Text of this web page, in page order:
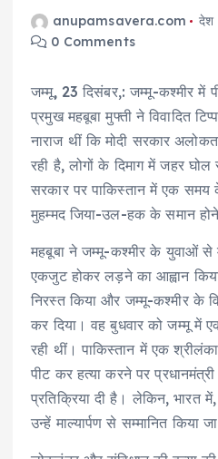
anupamsavera.com देश
0 Comments
जम्मू, 23 दिसंबर,: जम्मू-कश्मीर में
प्रमुख महबूबा मुफ्ती ने विवादित
नाराज थीं कि मोदी सरकार
रही है, लोगों के दिमाग में जहर घोल
सरकार पर पाकिस्तान में एक समय
मुहम्मद जिया-उल-हक के समान
महबूबा ने जम्मू-कश्मीर के युवाओं से
एकजुट होकर लड़ने का आह्वान
निरस्त किया और जम्मू-कश्मीर के
कर दिया। वह बुधवार को जम्मू में
रही थीं। पाकिस्तान में एक
पीट कर हत्या करने पर
प्रतिक्रिया दी है। लेकिन, भारत
उन्हें माल्यार्पण से सम्मानित किया